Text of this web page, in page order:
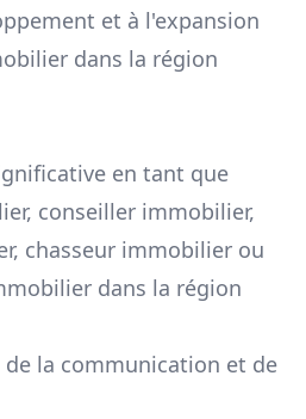
et à l'expansion
dans la région
en tant que
conseiller immobilier,
chasseur immobilier ou
dans la région
de la communication et de